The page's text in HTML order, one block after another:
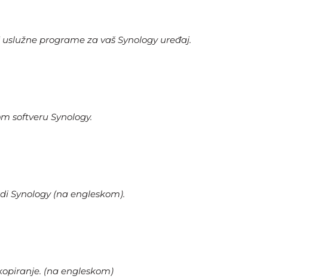
programe za vaš Synology uređaj.
softveru Synology.
Synology (na engleskom).
(na engleskom)